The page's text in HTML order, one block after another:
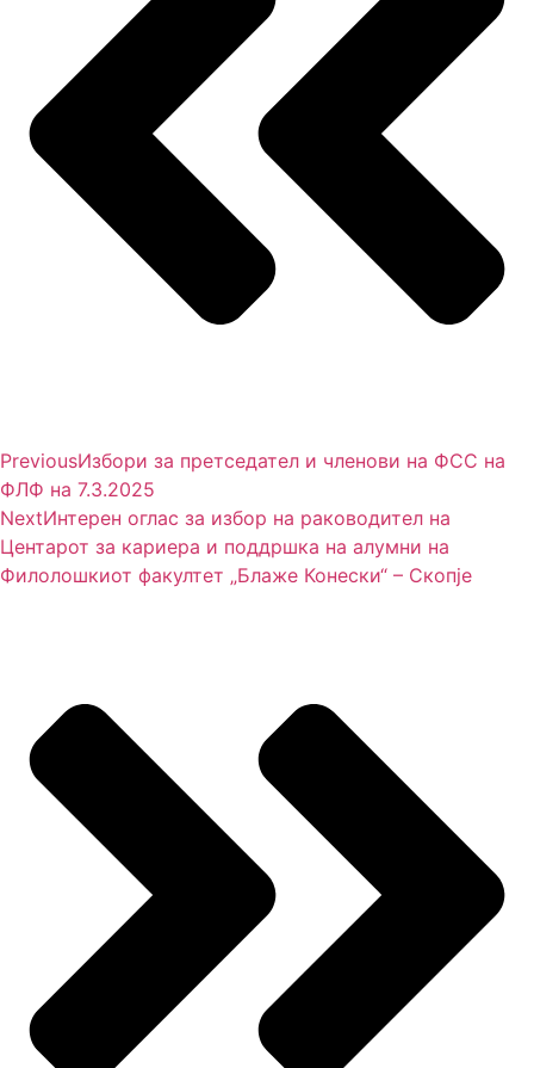
PreviousИзбори за претседател и членови на ФСС на
ФЛФ на 7.3.2025
NextИнтерен оглас за избор на раководител на
Центарот за кариера и поддршка на алумни на
Филолошкиот факултет „Блаже Конески“ – Скопје